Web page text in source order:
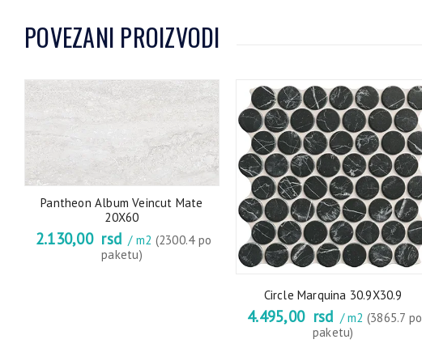
POVEZANI PROIZVODI
Pantheon Album Veincut Mate
20X60
2.130,00 rsd / m2 (2300.4 po
paketu)
Circle Marquina 30.9X30.9
4.495,00 rsd / m2 (3865.7 po
paketu)